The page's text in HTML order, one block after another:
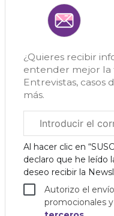
¿Quieres recibir
entender mejor la
Entrevistas, casos
más.
electrónico
corporativo
Al hacer clic en
declaro que he leído
deseo recibir la
Autorizo el
promocionales